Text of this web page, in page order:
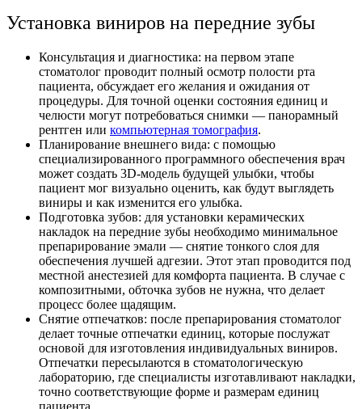
Установка виниров на передние зубы
Консультация и диагностика: на первом этапе
стоматолог проводит полный осмотр полости рта
пациента, обсуждает его желания и ожидания от
процедуры. Для точной оценки состояния единиц и
челюсти могут потребоваться снимки — панорамный
рентген или компьютерная томография.
Планирование внешнего вида: с помощью
специализированного программного обеспечения врач
может создать 3D-модель будущей улыбки, чтобы
пациент мог визуально оценить, как будут выглядеть
виниры и как изменится его улыбка.
Подготовка зубов: для установки керамических
накладок на передние зубы необходимо минимальное
препарирование эмали — снятие тонкого слоя для
обеспечения лучшей адгезии. Этот этап проводится под
местной анестезией для комфорта пациента. В случае с
композитными, обточка зубов не нужна, что делает
процесс более щадящим.
Снятие отпечатков: после препарирования стоматолог
делает точные отпечатки единиц, которые послужат
основой для изготовления индивидуальных виниров.
Отпечатки пересылаются в стоматологическую
лабораторию, где специалисты изготавливают накладки,
точно соответствующие форме и размерам единиц